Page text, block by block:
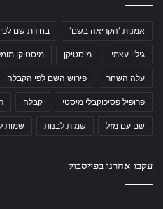
אמנות 'הקריאה בשם' בחירת שם
גילוי עצמי מיסטיקן מיסטיקן
עלה השחר פירוש השם לפי הקבלה
פרופיל פסיכוקבלי מיסטי קבלה
שם עם מזל שמות לבנות שמות
עקבו אחרנו בפייסבוק